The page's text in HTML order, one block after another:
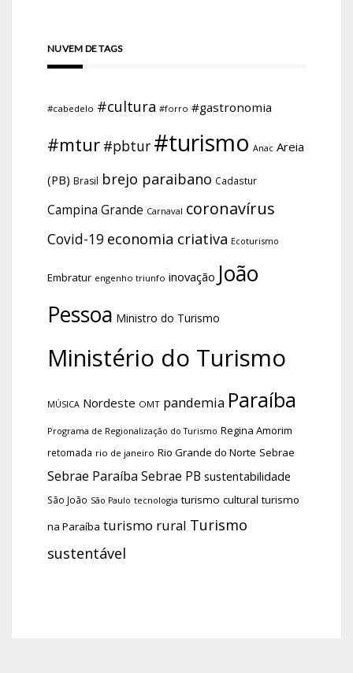
NUVEM DE TAGS
#cabedelo #cultura #forro #gastronomia
#mtur #pbtur #turismo Anac Areia
(PB) Brasil brejo paraibano Cadastur
Campina Grande Carnaval coronavírus
Covid-19 economia criativa Ecoturismo
Embratur engenho triunfo inovação João
Pessoa Ministro do Turismo
Ministério do Turismo
MÚSICA Nordeste OMT pandemia Paraíba
Programa de Regionalização do Turismo Regina Amorim
retomada rio de janeiro Rio Grande do Norte Sebrae
Sebrae Paraíba Sebrae PB sustentabilidade
São João São Paulo tecnologia turismo cultural turismo
na Paraíba turismo rural Turismo
sustentável